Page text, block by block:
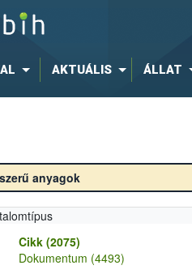
AKTUÁLIS ÁLLAT
Cikk (2075)
Dokumentum (4493)